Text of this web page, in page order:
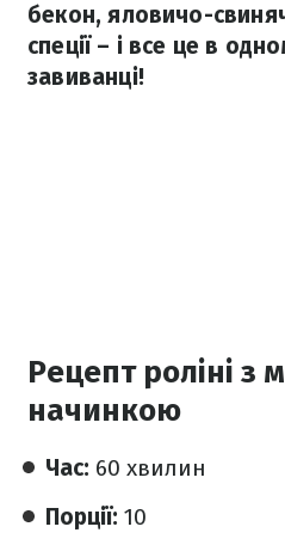
бекон, яловичо-
спеції – і все це в
завиванці!
Рецепт роліні з
начинкою
Час: 60 хвилин
Порції: 10